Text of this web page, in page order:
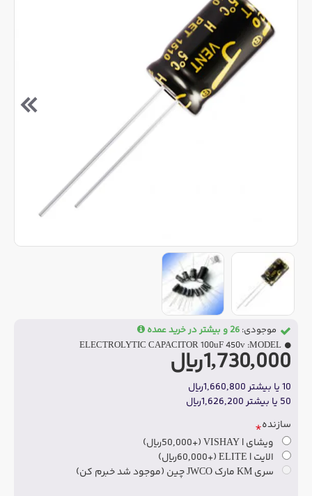
1,730,000ریال
10 یا بیشتر 1,660,800ریال
50 یا بیشتر 1,626,200ریال
موجودی: 26 و بیشتر در خرید عمده
MODEL:
ELECTROLYTIC CAPACITOR 100uF 450v
سازنده
ویشای | VISHAY
(+50,000ریال)
الایت | ELITE
(+60,000ریال)
سری KM مارک JWCO چین (موجود شد خبرم کن)